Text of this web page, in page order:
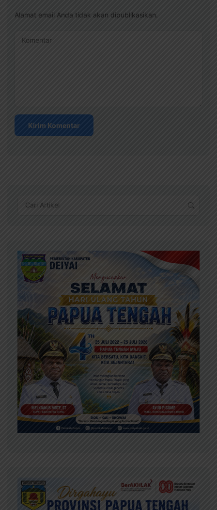
Alamat email Anda tidak akan dipublikasikan.
Komentar